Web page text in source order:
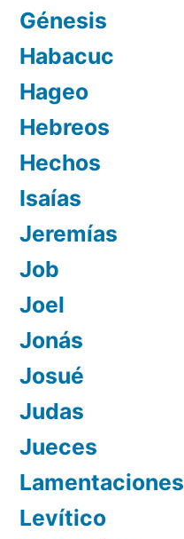
Génesis
Habacuc
Hageo
Hebreos
Hechos
Isaías
Jeremías
Job
Joel
Jonás
Josué
Judas
Jueces
Lamentaciones
Levítico